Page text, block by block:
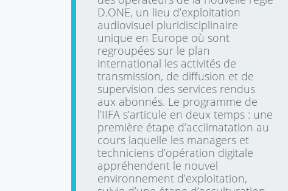
D.ONE, un lieu d’exploitation
audiovisuel pluridisciplinaire
unique en Europe où sont
regroupées sur le plan
international les activités de
transmission, de diffusion et de
supervision des services rendus
aux abonnés. Le programme de
l’IIFA s’articule en deux temps : une
première étape d’acclimatation au
cours laquelle les managers et
techniciens d’opération digitale
appréhendent le nouvel
environnement d’exploitation,